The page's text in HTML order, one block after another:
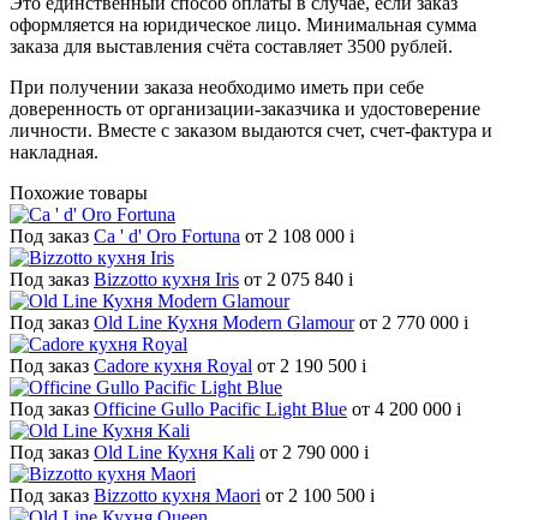
оформляется на юридическое лицо. Минимальная сумма
заказа для выставления счёта составляет 3500 рублей.
При получении заказа необходимо иметь при себе
доверенность от организации-заказчика и удостоверение
личности. Вместе с заказом выдаются счет, счет-фактура и
накладная.
Похожие товары
Под заказ Ca ' d' Oro Fortuna от 2 108 000 i
Под заказ Bizzotto кухня Iris от 2 075 840 i
Под заказ Old Line Кухня Modern Glamour от 2 770 000 i
Под заказ Cadore кухня Royal от 2 190 500 i
Под заказ Officine Gullo Pacific Light Blue от 4 200 000 i
Под заказ Old Line Кухня Kali от 2 790 000 i
Под заказ Bizzotto кухня Maori от 2 100 500 i